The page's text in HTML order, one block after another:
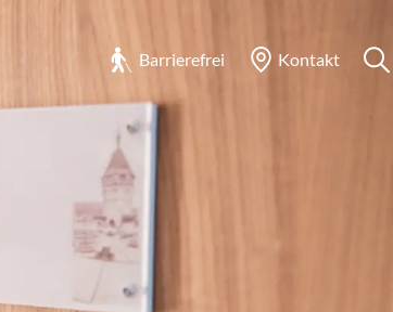
Barrierefrei Kontakt